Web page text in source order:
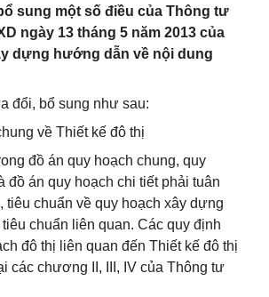
sung một số điều của Thông tư
ngày 13 tháng 5 năm 2013 của
dựng hướng dẫn về nội dung
đổi, bổ sung như sau:
về Thiết kế đô thị
đồ án quy hoạch chung, quy
đồ án quy hoạch chi tiết phải tuân
tiêu chuẩn về quy hoạch xây dựng
chuẩn liên quan. Các quy định
đô thị liên quan đến Thiết kế đô thị
các chương II, III, IV của Thông tư